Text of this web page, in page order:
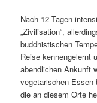
Nach 12 Tagen
„Zivilisation“,
buddhistischen
Reise kennengelernt
abendlichen Ankunft
vegetarischen Essen
die an diesem Orte